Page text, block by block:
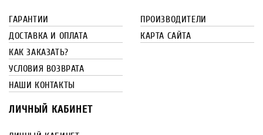
ГАРАНТИИ
ДОСТАВКА И ОПЛАТА
КАК ЗАКАЗАТЬ?
УСЛОВИЯ ВОЗВРАТА
НАШИ КОНТАКТЫ
ПРОИЗВОДИТЕЛИ
КАРТА САЙТА
ЛИЧНЫЙ КАБИНЕТ